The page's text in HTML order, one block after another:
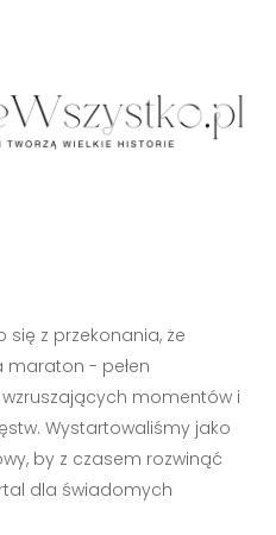
się z przekonania, że
maraton - pełen
momentów i
Wystartowaliśmy jako
by z czasem rozwinąć
dla świadomych